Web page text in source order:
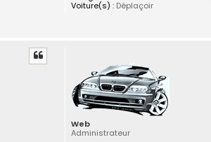
Voiture(s) :Déplaçoir
Web
Administrateur